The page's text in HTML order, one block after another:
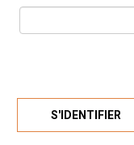
S'IDENTIFIER